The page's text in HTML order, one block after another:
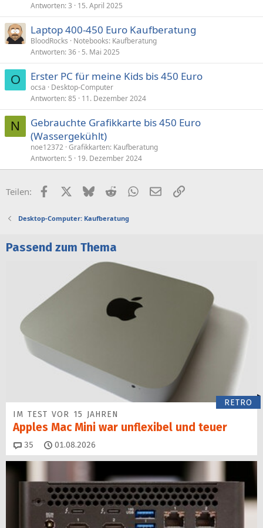
p
Antworten 3 15. April 2025
Laptop 400-450 Euro Kaufberatung
BloodRocks
Notebooks: Kaufberatung
Antworten 36 5. Mai 2025
O Erster PC für meine Kids bis 450 Euro
ocsa
Desktop-Computer
Antworten 85 11. Dezember 2024
N
Gebrauchte Grafikkarte bis 450 Euro
(Wassergekühlt)
noe12372 Grafikkarten: Kaufberatung
Antworten 5 19. Dezember 2024
Teilen: FacebookX (Twitter)
BlueskyRedditWhatsApp
E-MailLink
Desktop-Computer: Kaufberatung
Passend zum Thema
RETRO
IM TEST VOR 15 JAHREN
Apples Mac Mini war unflexibel und teuer
35 Kommentare
01.08.2026